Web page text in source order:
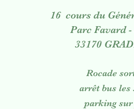
16 cours du
Parc Favard -
33170
Rocade
arrêt bus les
parking sur